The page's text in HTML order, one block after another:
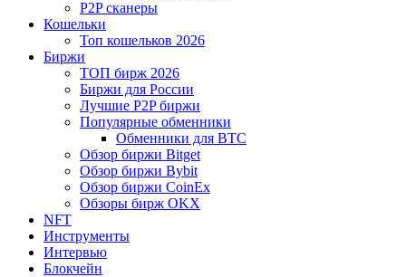
P2P сканеры
Кошельки
Топ кошельков 2026
Биржи
ТОП бирж 2026
Биржи для России
Лучшие P2P биржи
Популярные обменники
Обменники для BTC
Обзор биржи Bitget
Обзор биржи Bybit
Обзор биржи CoinEx
Обзоры бирж OKX
NFT
Инструменты
Интервью
Блокчейн